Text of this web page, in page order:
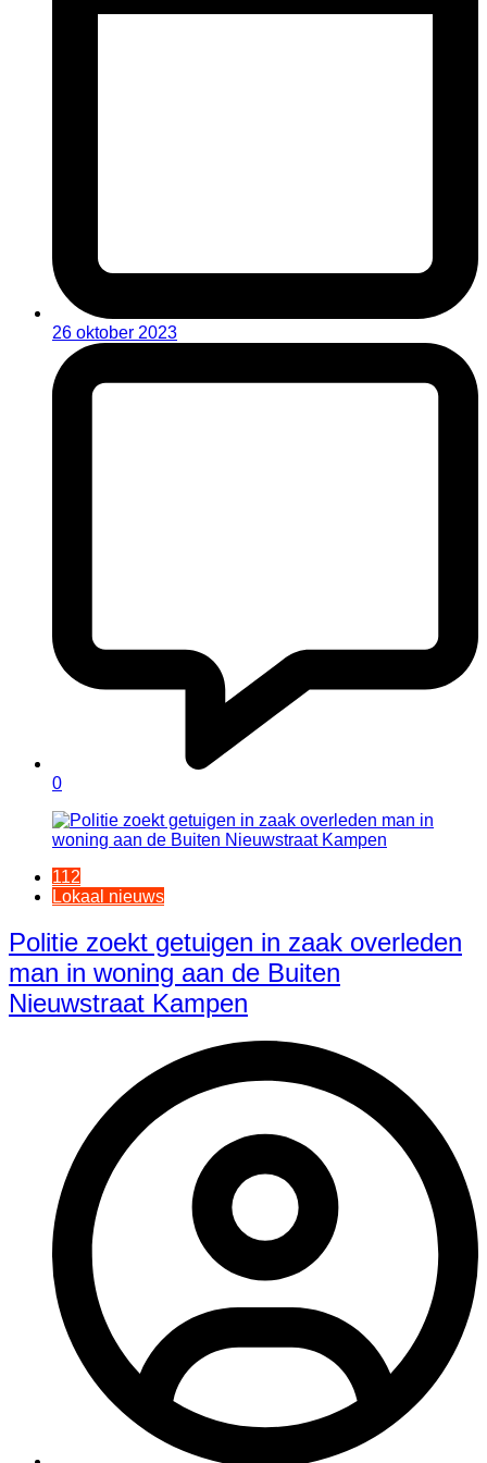
26 oktober 2023
0
112
Lokaal nieuws
Politie zoekt getuigen in zaak overleden
man in woning aan de Buiten
Nieuwstraat Kampen